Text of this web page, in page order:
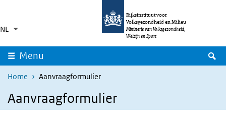
Overslaan en naar de inhoud gaan
Rijksinstituut voor
Volksgezondheid en Milieu
Ministerie van Volksgezondheid,
Welzijn en Sport
NL Taalkeuze
Aanvullende acties weergeven
Ingeklapt
Menu
Home Aanvraagformulier
Aanvraagformulier